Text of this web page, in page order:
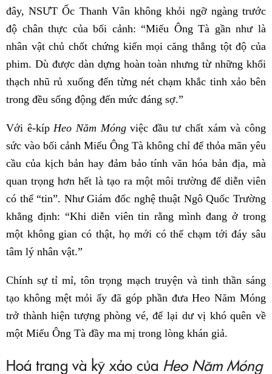
đây, NSƯT Ốc Thanh Vân không khỏi ngỡ ngàng trước
độ chân thực của bối cảnh: “Miếu Ông Tà gần như là
nhân vật chủ chốt chứng kiến mọi căng thẳng tột độ của
phim. Dù được dàn dựng hoàn toàn nhưng từ những khối
thạch nhũ rủ xuống đến từng nét chạm khắc tinh xảo bên
trong đều sống động đến mức đáng sợ.”
Với ê-kíp Heo Năm Móngviệc đầu tư chất xám và công
sức vào bối cảnh Miếu Ông Tà không chỉ để thỏa mãn yêu
cầu của kịch bản hay đảm bảo tính văn hóa bản địa, mà
quan trọng hơn hết là tạo ra một môi trường để diễn viên
có thể “tin”. Như Giám đốc nghệ thuật Ngô Quốc Trường
khẳng định: “Khi diễn viên tin rằng mình đang ở trong
một không gian có thật, họ mới có thể chạm tới đáy sâu
tâm lý nhân vật.”
Chính sự tỉ mỉ, tôn trọng mạch truyện và tinh thần sáng
tạo không mệt mỏi ấy đã góp phần đưa Heo Năm Móng
trở thành hiện tượng phòng vé, để lại dư vị khó quên về
một Miếu Ông Tà đầy ma mị trong lòng khán giả.
Hoá trang và kỹ xảo của Heo Năm Móng